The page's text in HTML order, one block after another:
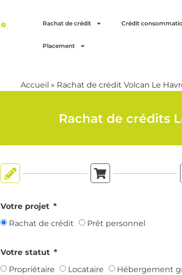
Rachat de crédit Crédit
Placement
Accueil » Rachat de crédit Volcan Le
Rachat de crédits
Votre projet
Rachat de crédit
Prêt personnel
Votre statut
Propriétaire
Locataire Hébergement